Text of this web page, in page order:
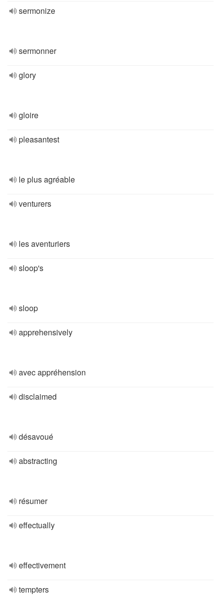
sermonize
sermonner
glory
gloire
pleasantest
le plus agréable
venturers
les aventuriers
sloop's
sloop
apprehensively
avec appréhension
disclaimed
désavoué
abstracting
résumer
effectually
effectivement
tempters